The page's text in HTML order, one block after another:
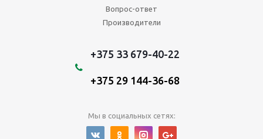
Вопрос-ответ
Производители
+375 33 679-40-22
+375 29 144-36-68
Мы в социальных сетях: